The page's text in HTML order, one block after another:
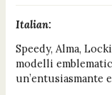
Italian:
Speedy, Alma,
modelli
un’entusiasmante